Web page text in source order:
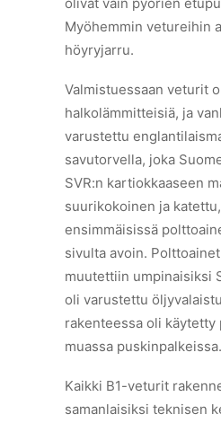
Myöhemmin vetureihin
höyryjarru.
Valmistuessaan veturit
halkolämmitteisiä, ja
varustettu
savutorvella, joka
SVR:n kartiokkaaseen
suurikokoinen ja
ensimmäisissä
sivulta avoin.
muutettiin umpinaisiksi
oli varustettu
rakenteessa oli käytetty
muassa puskinpalkeissa.
Kaikki B1-veturit
samanlaisiksi teknisen